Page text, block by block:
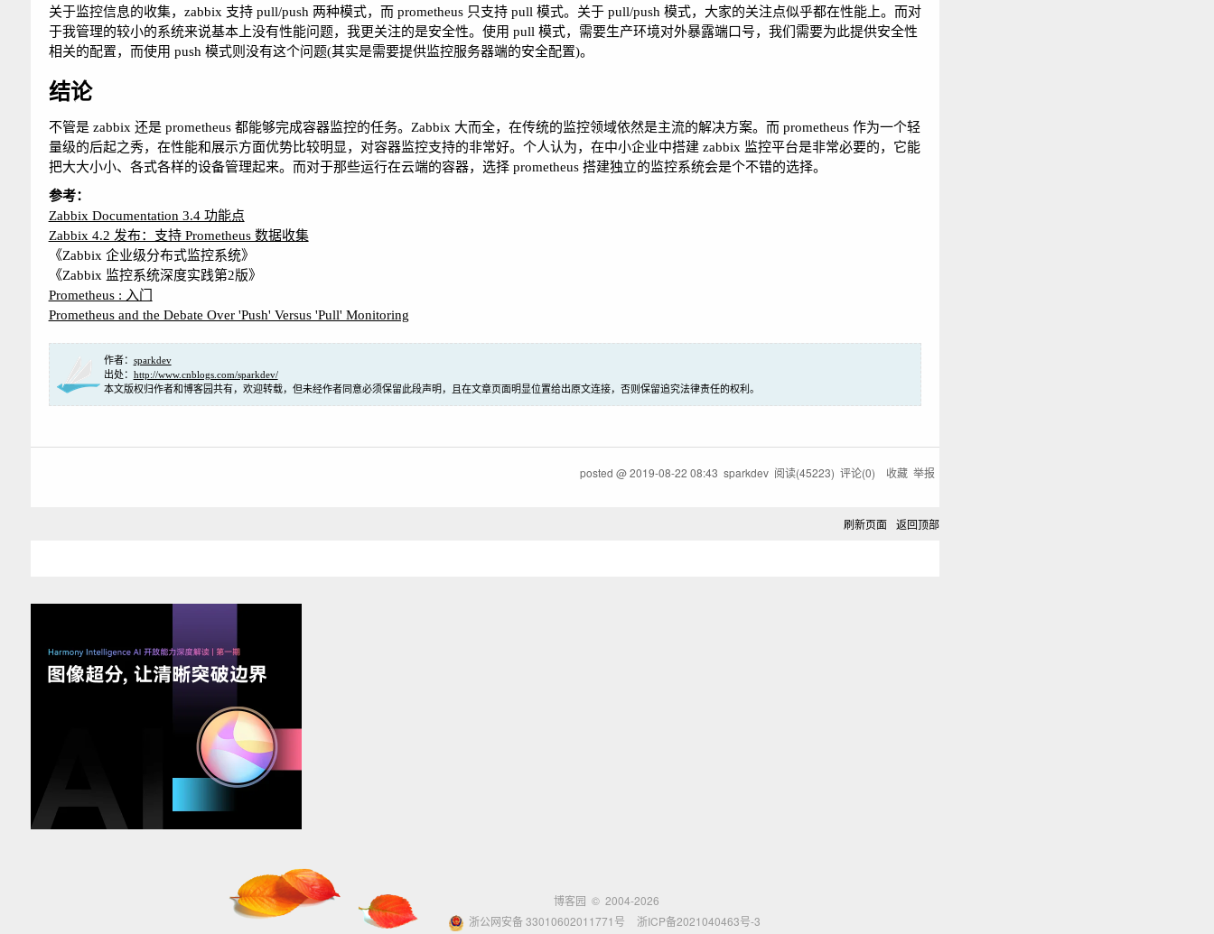
关于监控信息的收集，zabbix 支持 pull/push 两种模式，而 prometheus 只支持 pull 模式。关于 pull/push 模式，大家的关注点似乎都在性能上。而对
于我管理的较小的系统来说基本上没有性能问题，我更关注的是安全性。使用 pull 模式，需要生产环境对外暴露端口号，我们需要为此提供安全性
相关的配置，而使用 push 模式则没有这个问题(其实是需要提供监控服务器端的安全配置)。
结论
不管是 zabbix 还是 prometheus 都能够完成容器监控的任务。Zabbix 大而全，在传统的监控领域依然是主流的解决方案。而 prometheus 作为一个轻
量级的后起之秀，在性能和展示方面优势比较明显，对容器监控支持的非常好。个人认为，在中小企业中搭建 zabbix 监控平台是非常必要的，它能
把大大小小、各式各样的设备管理起来。而对于那些运行在云端的容器，选择 prometheus 搭建独立的监控系统会是个不错的选择。
参考：
Zabbix Documentation 3.4 功能点
Zabbix 4.2 发布：支持 Prometheus 数据收集
《Zabbix 企业级分布式监控系统》
《Zabbix 监控系统深度实践第2版》
Prometheus : 入门
Prometheus and the Debate Over 'Push' Versus 'Pull' Monitoring
作者： sparkdev
出处： http://www.cnblogs.com/sparkdev/
本文版权归作者和博客园共有，欢迎转载，但未经作者同意必须保留此段声明，且在文章页面明显位置给出原文连接，否则保留追究法律责任的权利。
posted @2019-08-22 08:43 sparkdev 阅读(45223) 评论(0) 收藏 举报
刷新页面 返回顶部
博客园 © 2004-2026
浙公网安备 33010602011771号
浙ICP备2021040463号-3